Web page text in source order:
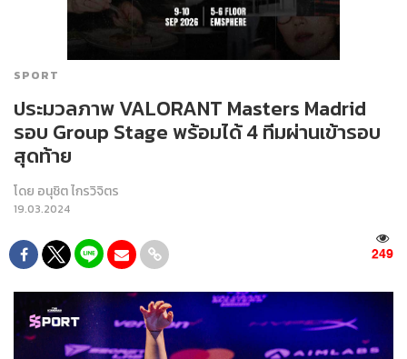
SPORT
ประมวลภาพ VALORANT Masters Madrid
รอบ Group Stage พร้อมได้ 4 ทีมผ่านเข้ารอบ
สุดท้าย
โดย อนุชิต ไกรวิจิตร
19.03.2024
249